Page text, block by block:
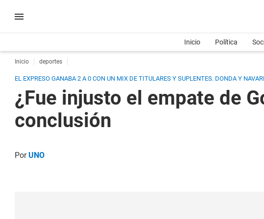
Inicio Política
Inicio deportes
EL EXPRESO GANABA 2 A 0 CON UN MIX DE TITULARES Y SUPLENTES. DONDA Y
¿Fue injusto el empate de
conclusión
PorUNO